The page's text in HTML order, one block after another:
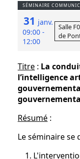
SÉMINAIRE
31 janv.
09:00 -
12:00
Salle
de
Titre : La
l’intelligence
Résumé :
Le séminaire se